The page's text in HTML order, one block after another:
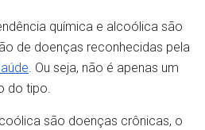
química e alcoólica são
de doenças reconhecidas pela
. Ou seja, não é apenas um
do tipo.
são doenças crônicas, o